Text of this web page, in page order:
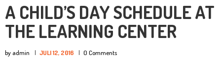
A CHILD’S DAY SCHEDULE AT
THE LEARNING CENTER
by admin JULI 12, 2016 0 Comments